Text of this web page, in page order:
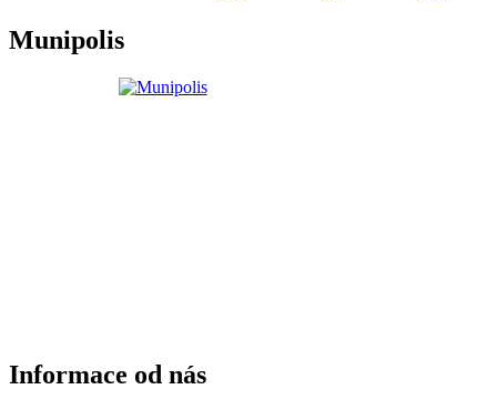
Munipolis
Informace od nás